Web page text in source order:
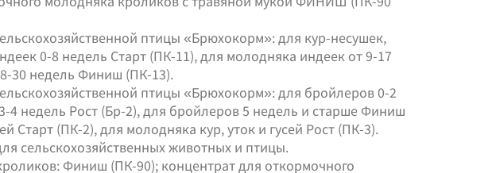
птицы «Брюхокорм»: для кур-несушек,
0-8 недель Старт (ПК-11), для молодняка индеек от 9-17
30 недель Финиш (ПК-13).
птицы «Брюхокорм»: для бройлеров 0-2
4 недель Рост (Бр-2), для бройлеров 5 недель и старше Финиш
Старт (ПК-2), для молодняка кур, уток и гусей Рост (ПК-3).
сельскохозяйственных животных и птицы.
Финиш (ПК-90); концентрат для откормочного